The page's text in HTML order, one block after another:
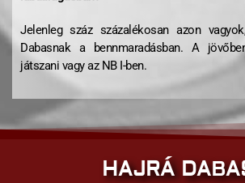
Jelenleg száz százalékosan azon
Dabasnak a bennmaradásban. A
játszani vagy az NB I-ben.
HAJRÁ